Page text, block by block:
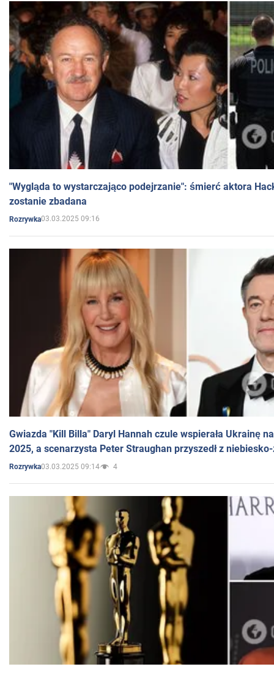
"Wygląda to wystarczająco podejrzanie": śmierć aktora
zostanie zbadana
Rozrywka03.03.2025 09:16
Gwiazda "Kill Billa" Daryl Hannah czule wspierała Ukrainę
2025, a scenarzysta Peter Straughan przyszedł z
Rozrywka03.03.2025 09:14 4